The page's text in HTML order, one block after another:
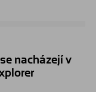
nacházejí v